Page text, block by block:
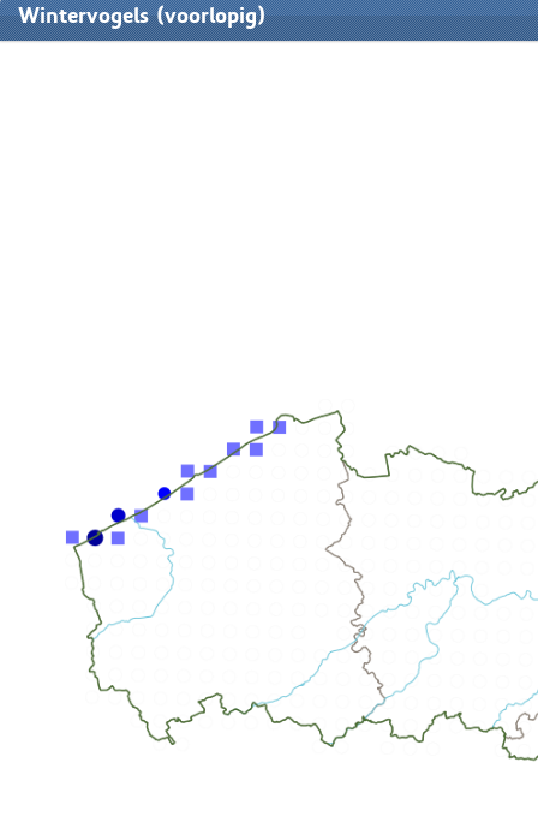
Wintervogels (voorlopig)